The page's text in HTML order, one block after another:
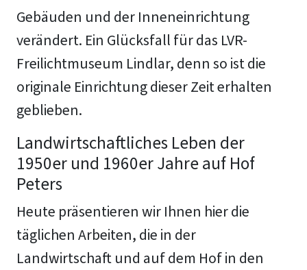
Gebäuden und der Inneneinrichtung
verändert. Ein Glücksfall für das LVR-
Freilichtmuseum Lindlar, denn so ist die
originale Einrichtung dieser Zeit erhalten
geblieben.
Landwirtschaftliches Leben der
1950er und 1960er Jahre auf Hof
Peters
Heute präsentieren wir Ihnen hier die
täglichen Arbeiten, die in der
Landwirtschaft und auf dem Hof in den